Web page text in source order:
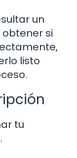
un
si
listo
tu
.